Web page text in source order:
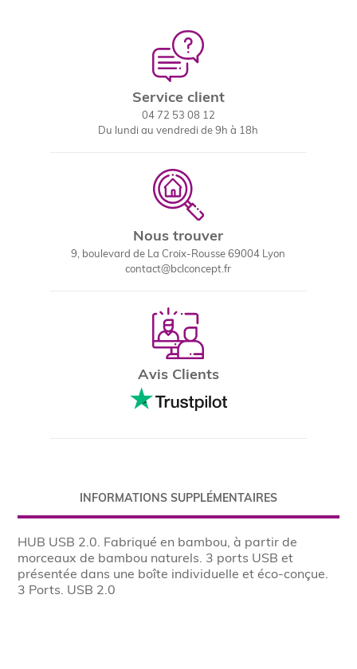
Service client
04 72 53 08 12
Du lundi au vendredi de 9h à 18h
Nous trouver
9, boulevard de La Croix-Rousse 69004 Lyon
contact@bclconcept.fr
Avis Clients
INFORMATIONS SUPPLÉMENTAIRES
HUB USB 2.0. Fabriqué en bambou, à partir de
morceaux de bambou naturels. 3 ports USB et
présentée dans une boîte individuelle et éco-conçue.
3 Ports. USB 2.0